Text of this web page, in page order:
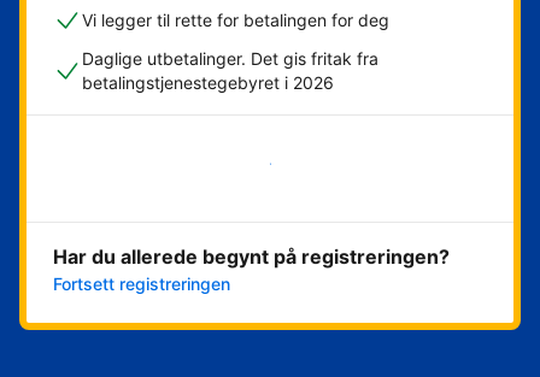
Vi legger til rette for betalingen for deg
Daglige utbetalinger. Det gis fritak fra
betalingstjenestegebyret i 2026
Kom i gang nå
Har du allerede begynt på registreringen?
Fortsett registreringen